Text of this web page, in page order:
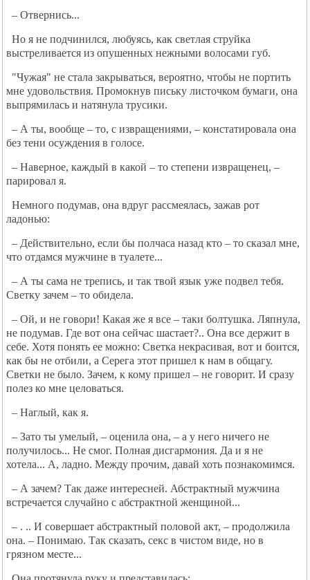
– Отвернись...
Но я не подчинился, любуясь, как светлая струйка
выстреливается из опушенных нежными волосами губ.
"Чужая" не стала закрываться, вероятно, чтобы не портить
мне удовольствия. Промокнув письку листочком бумаги, она
выпрямилась и натянула трусики.
– А ты, вообще – то, с извращениями, – констатировала она
без тени осуждения в голосе.
– Наверное, каждый в какой – то степени извращенец, –
парировал я.
Немного подумав, она вдруг рассмеялась, зажав рот
ладонью:
– Действительно, если бы полчаса назад кто – то сказал мне,
что отдамся мужчине в туалете...
– А ты сама не трепись, и так твой язык уже подвел тебя.
Светку зачем – то обидела.
– Ой, и не говори! Какая же я все – таки болтушка. Ляпнула,
не подумав. Где вот она сейчас шастает?.. Она все держит в
себе. Хотя понять ее можно: Светка некрасивая, вот и боится,
как бы не отбили, а Серега этот пришел к нам в общагу.
Светки не было. Зачем, к кому пришел – не говорит. И сразу
полез ко мне целоваться.
– Наглый, как я.
– Зато ты умелый, – оценила она, – а у него ничего не
получилось... Не смог. Полная дисгармония. Да и я не
хотела... А, ладно. Между прочим, давай хоть познакомимся.
– А зачем? Так даже интересней. Абстрактный мужчина
встречается случайно с абстрактной женщиной...
– . .. И совершает абстрактный половой акт, – продолжила
она. – Понимаю. Так сказать, секс в чистом виде, но в
грязном месте...